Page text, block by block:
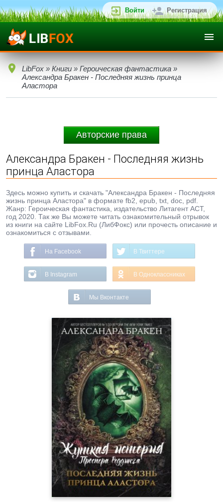
Войти Регистрация
LibFox » Книги » Героическая фантастика »
Александра Бракен - Последняя жизнь принца
Аластора
Авторские права
Александра Бракен - Последняя жизнь
принца Аластора
Здесь можно купить и скачать "Александра Бракен - Последняя
жизнь принца Аластора" в формате fb2, epub, txt, doc, pdf.
Жанр: Героическая фантастика, издательство Литагент АСТ,
год 2020. Так же Вы можете читать ознакомительный отрывок
из книги на сайте LibFox.Ru (ЛибФокс) или прочесть описание и
ознакомиться с отзывами.
На Facebook В Твиттере
В Instagram В Одноклассниках
Мы Вконтакте